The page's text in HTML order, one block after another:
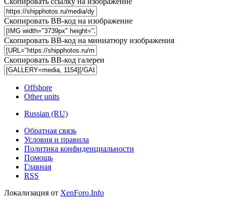
Скопировать BB-код на изображение
Скопировать BB-код на миниатюру изображения
Скопировать BB-код галереи
Offshore
Other units
Russian (RU)
Обратная связь
Условия и правила
Политика конфиденциальности
Помощь
Главная
RSS
Локализация от XenForo.Info